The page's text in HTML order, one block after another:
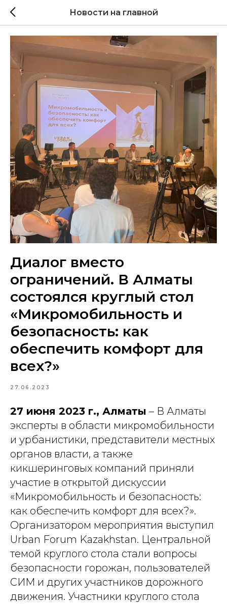
Новости на главной
Диалог вместо
ограничений. В Алматы
состоялся круглый стол
«Микромобильность и
безопасность: как
обеспечить комфорт для
всех?»
27.06.2023
27 июня 2023 г., Алматы – В Алматы
эксперты в области микромобильности
и урбанистики, представители местных
органов власти, а также
кикшеринговых компаний приняли
участие в открытой дискуссии
«Микромобильность и безопасность:
как обеспечить комфорт для всех?».
Организатором мероприятия выступил
Urban Forum Kazakhstan. Центральной
темой круглого стола стали вопросы
безопасности горожан, пользователей
СИМ и других участников дорожного
движения. Участники круглого стола